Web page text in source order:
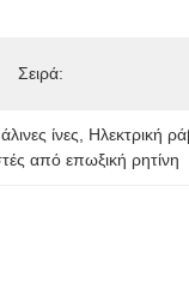
Σειρά:
ίνες Ηλεκτρική
από επωξική ρητίνη